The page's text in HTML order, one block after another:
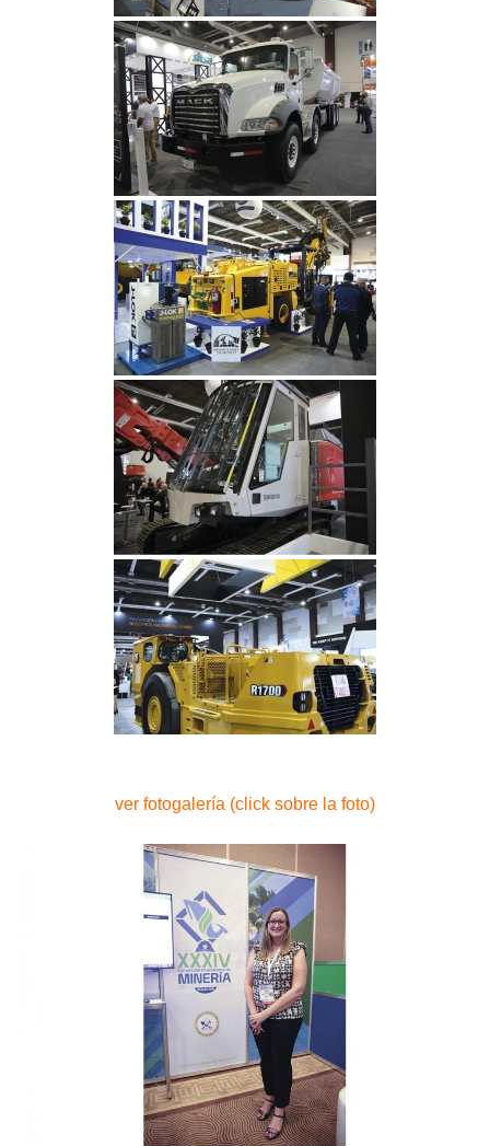
ver fotogalería (click sobre la foto)